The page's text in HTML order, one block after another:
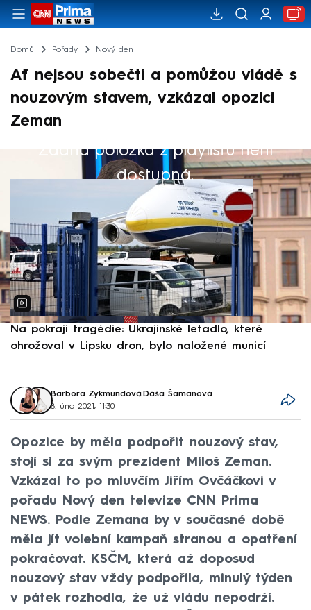
Domů Pořady Nový den
Ať nejsou sobečtí a pomůžou vládě s
nouzovým stavem, vzkázal opozici
Zeman
Žádná položka z playlistu není
dostupná.
Výběr redakce
Na pokraji tragédie: Ukrajinské letadlo, které
ohrožoval v Lipsku dron, bylo naložené municí
Barbora Zykmundová, Dáša Šamanová
8. úno 2021, 11:30
Opozice by měla podpořit nouzový stav,
stojí si za svým prezident Miloš Zeman.
Vzkázal to po mluvčím Jiřím Ovčáčkovi v
pořadu Nový den televize CNN Prima
NEWS. Podle Zemana by v současné době
měla jít volební kampaň stranou a opatření
pokračovat. KSČM, která až doposud
nouzový stav vždy podpořila, minulý týden
v pátek rozhodla, že už vládu nepodrží.